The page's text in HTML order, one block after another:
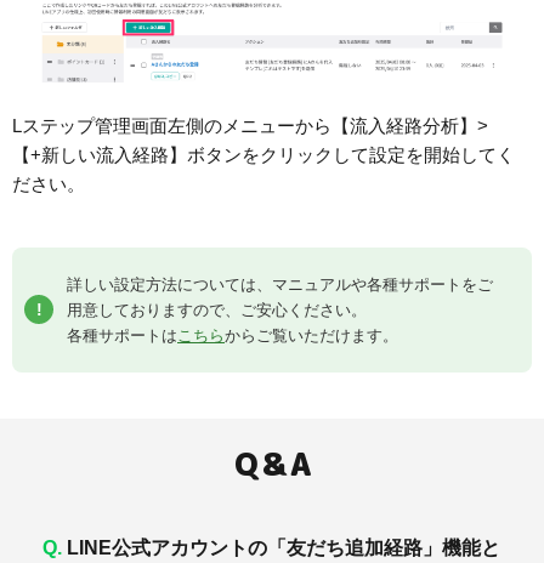
Lステップ管理画面左側のメニューから【流入経路分析】>
【+新しい流入経路】ボタンをクリックして設定を開始してく
ださい。
詳しい設定方法については、マニュアルや各種サポートをご
用意しておりますので、ご安心ください。
各種サポートは こちらからご覧いただけます。
Q＆A
Q. LINE公式アカウントの「友だち追加経路」機能と